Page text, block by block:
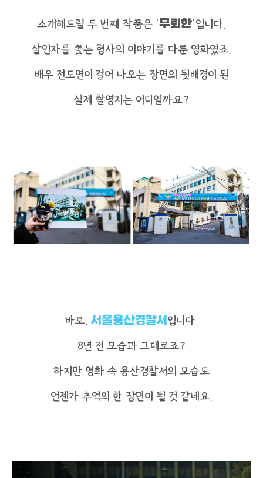
소개해드릴 두 번째 작품은 ‘무뢰한’입니다.
살인자를 쫓는 형사의 이야기를 다룬 영화였죠.
배우 전도연이 걸어 나오는 장면의 뒷배경이 된
실제 촬영지는 어디일까요?
바로, 서울용산경찰서 입니다.
8년 전 모습과 그대로죠?
하지만 영화 속 용산경찰서의 모습도
언젠가 추억의 한 장면이 될 것 같네요.